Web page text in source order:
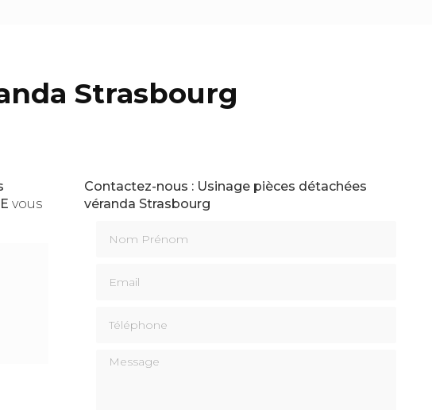
Strasbourg
vous
Contactez-nous : Usinage pièces détachées
véranda Strasbourg
Message